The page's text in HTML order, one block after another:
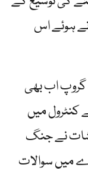
ہوئے اس
گروپ اب بھی
کنٹرول میں
نے جنگ
میں سوالات